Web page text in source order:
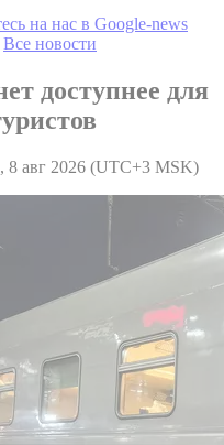
на наc в Google-news
Все новости
доступнее для
8 авг 2026 (UTC+3 MSK)